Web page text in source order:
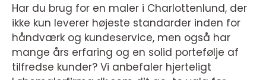
Har du brug for en maler i Charlottenlund, der
ikke kun leverer højeste standarder inden for
håndværk og kundeservice, men også har
mange års erfaring og en solid portefølje af
tilfredse kunder? Vi anbefaler hjerteligt